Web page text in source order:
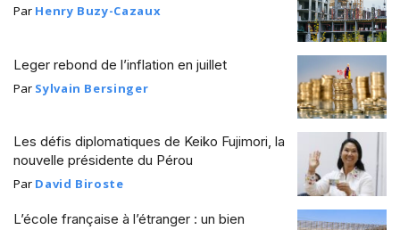
Par Henry Buzy-Cazaux
Leger rebond de l’inflation en juillet
Par Sylvain Bersinger
Les défis diplomatiques de Keiko Fujimori, la
nouvelle présidente du Pérou
Par David Biroste
L’école française à l’étranger : un bien